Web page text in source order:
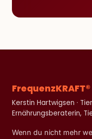
FrequenzKRAFT®
Kerstin Hartwigsen ·
Ernährungsberaterin,
Wenn du nicht mehr